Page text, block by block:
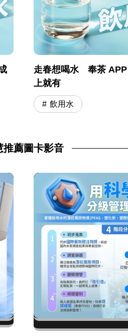
走春想喝水 奉茶 APP
上就有
飲用水
推薦圖卡影音